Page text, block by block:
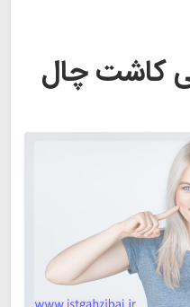
کاشت چال